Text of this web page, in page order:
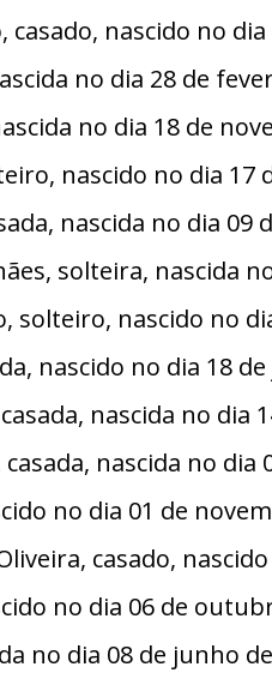
casado, nascido no
no dia 28 de
no dia 18 de
nascido no dia
nascida no dia
solteira, nascida
solteiro, nascido no
nascido no dia 18
nascida no dia
nascida no
no dia 01 de
casado,
no dia 06 de
no dia 08 de junho